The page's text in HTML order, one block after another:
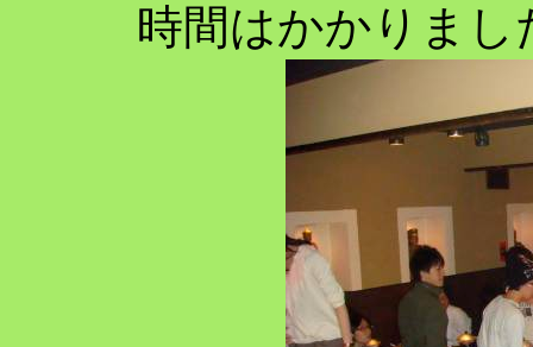
時間はかかりまし